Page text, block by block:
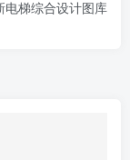
电梯综合设计图库